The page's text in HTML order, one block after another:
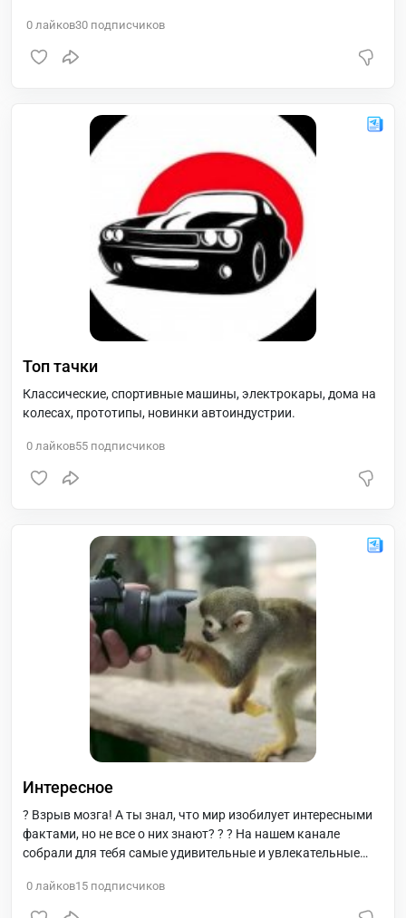
0 лайков30 подписчиков
Топ тачки
Классические, спортивные машины, электрокары, дома на
колесах, прототипы, новинки автоиндустрии.
0 лайков55 подписчиков
Интересное
? Взрыв мозга! А ты знал, что мир изобилует интересными
фактами, но не все о них знают? ? ? На нашем канале
собрали для тебя самые удивительные и увлекательные
способны прыгать из воды выше, чем дельфины, и какие
страны обладают самыми необычными традициями. ?? ?
0 лайков15 подписчиков